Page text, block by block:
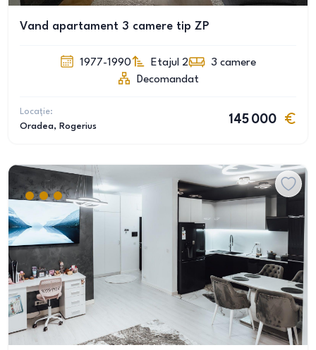
Vand apartament 3 camere tip ZP
1977-1990 Etajul 2 3 camere
Decomandat
Locație:
Oradea, Rogerius
145 000